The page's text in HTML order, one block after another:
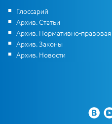
Глоссарий
Архив. Статьи
Архив. Нормативно-
Архив. Законы
Архив. Новости